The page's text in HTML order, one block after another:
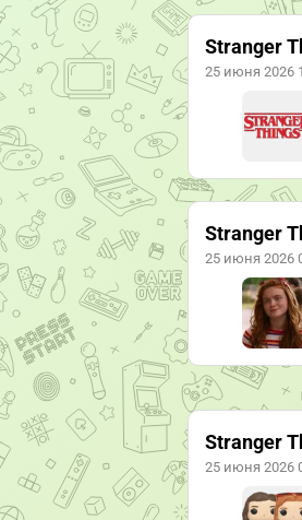
Stranger
25 июня 2026
Stranger
25 июня 2026
Stranger
25 июня 2026